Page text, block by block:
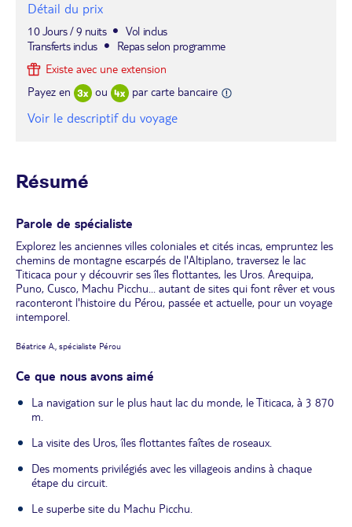
Détail du prix
10 Jours / 9 nuits
Vol inclus
Transferts inclus
Repas selon programme
Existe avec une extension
Payez en
ou par carte bancaire
Voir le descriptif du voyage
Résumé
Parole de spécialiste
Explorez les anciennes villes coloniales et cités incas, empruntez les
chemins de montagne escarpés de l'Altiplano, traversez le lac
Titicaca pour y découvrir ses îles flottantes, les Uros. Arequipa,
Puno, Cusco, Machu Picchu... autant de sites qui font rêver et vous
raconteront l'histoire du Pérou, passée et actuelle, pour un voyage
intemporel.
Béatrice A., spécialiste Pérou
Ce que nous avons aimé
La navigation sur le plus haut lac du monde, le Titicaca, à 3 870
m.
La visite des Uros, îles flottantes faîtes de roseaux.
Des moments privilégiés avec les villageois andins à chaque
étape du circuit.
Le superbe site du Machu Picchu.